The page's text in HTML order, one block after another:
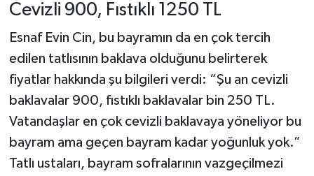
Cevizli 900, Fıstıklı 1250 TL
Esnaf Evin Cin, bu bayramın da en çok tercih
edilen tatlısının baklava olduğunu belirterek
fiyatlar hakkında şu bilgileri verdi: “Şu an cevizli
baklavalar 900, fıstıklı baklavalar bin 250 TL.
Vatandaşlar en çok cevizli baklavaya yöneliyor bu
bayram ama geçen bayram kadar yoğunluk yok.”
Tatlı ustaları, bayram sofralarının vazgeçilmezi